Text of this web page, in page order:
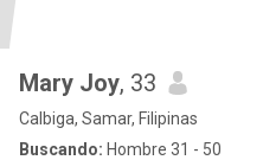
Mary Joy, 33
Calbiga, Samar, Filipinas
Buscando: Hombre 31 - 50